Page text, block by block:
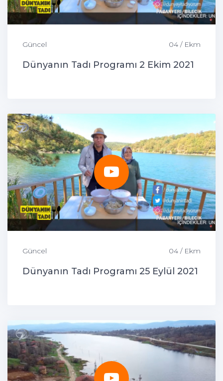
Güncel 04 / Ekm
Dünyanın Tadı Programı 2 Ekim 2021
Güncel 04 / Ekm
Dünyanın Tadı Programı 25 Eylül 2021